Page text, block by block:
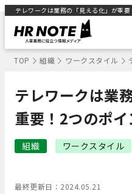
テレワークは業務の「見える化」が重
TOP 組織 ワークスタイル
テレワークは業
重要！2つのポ
組織 ワークスタイル
最終更新日： 2024.05.21